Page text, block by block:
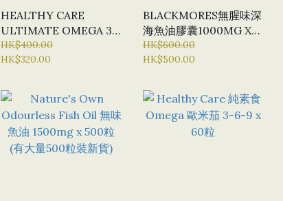
HEALTHY CARE
ULTIMATE OMEGA 3-
6-9 X 200粒
HK$400.00
HK$320.00
BLACKMORES無腥味深
海魚油膠囊1000MG X
500粒
HK$600.00
HK$500.00